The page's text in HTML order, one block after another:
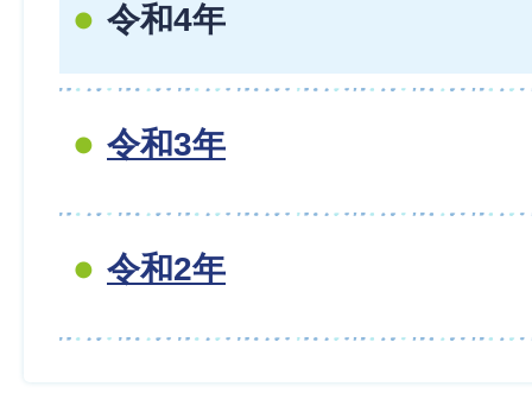
令和4年
令和3年
令和2年